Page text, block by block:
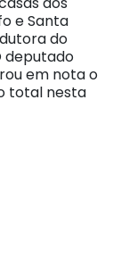
e Santa
do
deputado
em nota o
total nesta